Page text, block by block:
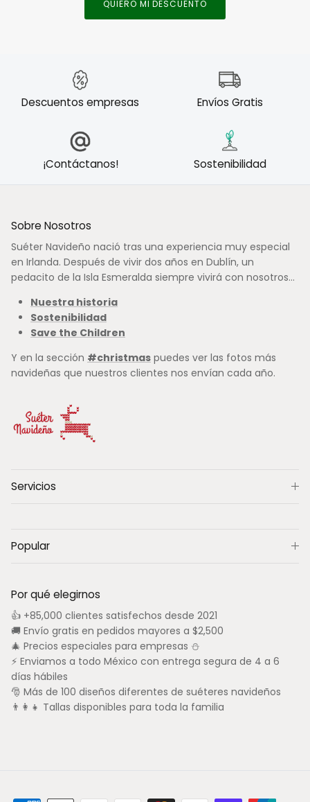
QUIERO MI DESCUENTO
Descuentos empresas Envíos Gratis
¡Contáctanos! Sostenibilidad
Sobre Nosotros
Suéter Navideño nació tras una experiencia muy especial
en Irlanda. Después de vivir dos años en Dublín, un
pedacito de la Isla Esmeralda siempre vivirá con nosotros...
Nuestra historia
Sostenibilidad
Save the Children
Y en la sección #christmas puedes ver las fotos más
navideñas que nuestros clientes nos envían cada año.
Servicios
Popular
Por qué elegirnos
👍 +85,000 clientes satisfechos desde 2021
🚚 Envío gratis en pedidos mayores a $2,500
🎄 Precios especiales para empresas ⛄
⚡ Enviamos a todo México con entrega segura de 4 a 6
días hábiles
🎅 Más de 100 diseños diferentes de suéteres navideños
👨‍👩‍👧 Tallas disponibles para toda la familia